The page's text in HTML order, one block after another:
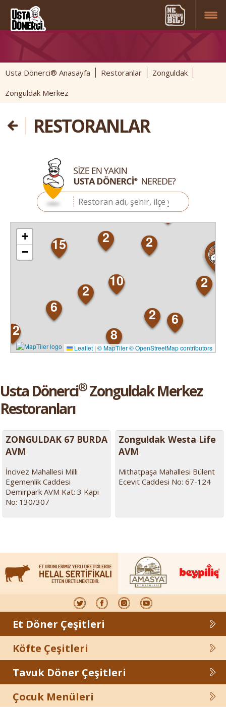
Usta Dönerci® Anasayfa Restoranlar
Zonguldak
Zonguldak Merkez
RESTORANLAR
2
2
2
2
15
6
12
2
10
8
2 6
+
−
Leaflet | © MapTiler© OpenStreetMap contributors
Usta Dönerci®Zonguldak Merkez
Restoranları
ZONGULDAK 67 BURDA
AVM
İncivez Mahallesi Milli
Egemenlik Caddesi
Demirpark AVM Kat: 3 Kapı
No: 130/307
Zonguldak Westa Life
AVM
Mithatpaşa Mahallesi Bülent
Ecevit Caddesi No: 67-124
Et Döner Çeşitleri
Köfte Çeşitleri
Tavuk Döner Çeşitleri
Çocuk Menüleri